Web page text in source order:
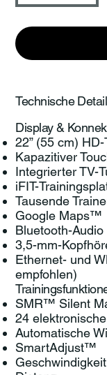
Technische
Display &
22” (55 cm)
Kapazitiver
Integrierter TV-
iFIT-
Tausende
Google Maps™
Bluetooth-Audio
3,5-mm-
Ethernet- und
empfohlen)
SMR™ Silent
24
Automatische
SmartAdjust™
Geschwindigkeit